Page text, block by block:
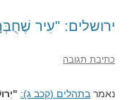
ירושלים: "עִיר
כתיבת תגובה
נאמר בתהלים (קכב ג):